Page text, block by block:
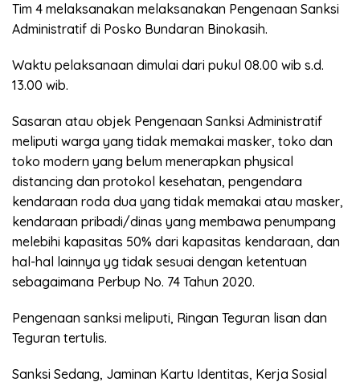
Tim 4 melaksanakan melaksanakan Pengenaan Sanksi
Administratif di Posko Bundaran Binokasih.
Waktu pelaksanaan dimulai dari pukul 08.00 wib s.d.
13.00 wib.
Sasaran atau objek Pengenaan Sanksi Administratif
meliputi warga yang tidak memakai masker, toko dan
toko modern yang belum menerapkan physical
distancing dan protokol kesehatan, pengendara
kendaraan roda dua yang tidak memakai atau masker,
kendaraan pribadi/dinas yang membawa penumpang
melebihi kapasitas 50% dari kapasitas kendaraan, dan
hal-hal lainnya yg tidak sesuai dengan ketentuan
sebagaimana Perbup No. 74 Tahun 2020.
Pengenaan sanksi meliputi, Ringan Teguran lisan dan
Teguran tertulis.
Sanksi Sedang, Jaminan Kartu Identitas, Kerja Sosial